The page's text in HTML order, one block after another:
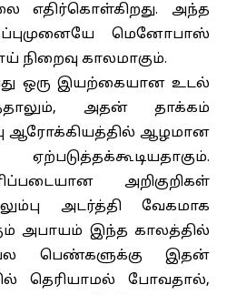
எதிர்கொள்கிறது. அந்த
மெனோபாஸ்
நிறைவு காலமாகும்.
ஒரு இயற்கையான உடல்
அதன் தாக்கம்
ஆரோக்கியத்தில் ஆழமான
அறிகுறிகள்
அடர்த்தி வேகமாக
அபாயம் இந்த காலத்தில்
பல பெண்களுக்கு இதன்
தெரியாமல் போவதால்,